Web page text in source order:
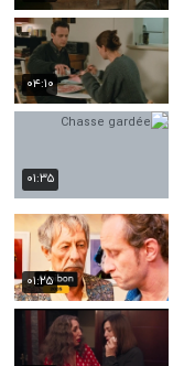
۰۴:۱۰
۰۱:۳۵
۰۱:۲۵